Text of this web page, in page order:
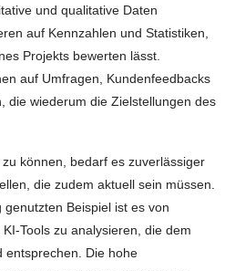
und qualitative Daten
auf Kennzahlen und Statistiken,
Projekts bewerten lässt.
auf Umfragen, Kundenfeedbacks
die wiederum die Zielstellungen des
können, bedarf es zuverlässiger
die zudem aktuell sein müssen.
Beispiel ist es von
Tools zu analysieren, die dem
entsprechen. Die hohe